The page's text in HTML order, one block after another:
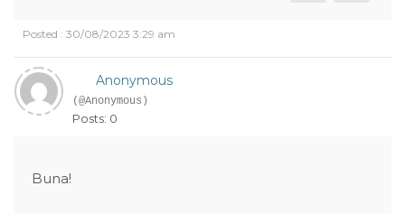
Posted : 30/08/2023 3:29 am
Anonymous
(@Anonymous)
Posts: 0
Buna!